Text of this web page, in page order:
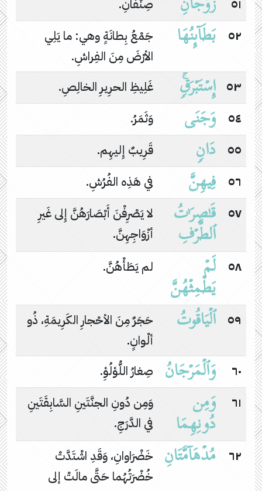
٥١
صِنْفانِ.
٥٢
بَطَاۤىِٕنُهَا
جَمْعُ بِطانَةٍ وهي: ما يَلِي
الأرْضَ مِنَ الفِراشِ.
٥٣
إِسۡتَبۡرَقࣲۚ
غَلِيظِ الحرِيرِ الخالِصِ.
٥٤
وَجَنَى
وَثَمَرُ.
٥٥
دَانࣲ
قَرِيبٌ إِليهِم.
٥٦
فِیهِنَّ
في هَذِه الفُرُشِ.
٥٧
قَـٰصِرَ ٰ⁠تُ
ٱلطَّرۡفِ
لا يَصْرِفْنَ أَبْصَارَهُنَّ إِلى غَيرِ
أزْوَاجِهِنَّ.
٥٨
لَمۡ
یَطۡمِثۡهُنَّ
لم يَطَأْهُنَّ.
٥٩ ٱلۡیَاقُوتُ
حَجَرٌ مِنَ الأحْجارِ الكَرِيمَةِ، ذُو
ألْوانٍ.
٦٠
وَٱلۡمَرۡجَانُ
صِغارُ اللُّؤلُؤِ.
٦١
وَمِن
دُونِهِمَا
وَمِن دُونِ الجنَّتَينِ السَّابِقَتَينِ
في الدَّرَجِ.
٦٢
مُدۡهَاۤمَّتَانِ
خَضْرَاوانِ، وَقَدِ اشْتَدَّتْ
خُضْرَتُهُما حَتَّى مالَتْ إلى